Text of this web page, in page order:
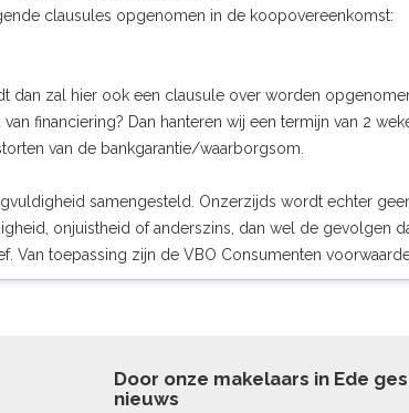
clausules opgenomen in de koopovereenkomst:
dan zal hier ook een clausule over worden
financiering? Dan hanteren wij een termijn van 2
van de bankgarantie/waarborgsom.
samengesteld. Onzerzijds wordt echter
onjuistheid of anderszins, dan wel de gevolgen
Van toepassing zijn de VBO Consumenten
Door onze makelaars in Ede
nieuws